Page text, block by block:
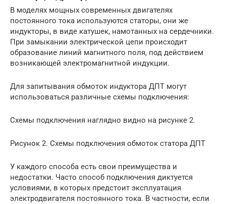
В моделях мощных современных двигателях
постоянного тока используются статоры, они же
индукторы, в виде катушек, намотанных на сердечники.
При замыкании электрической цепи происходит
образование линий магнитного поля, под действием
возникающей электромагнитной индукции.
Для запитывания обмоток индуктора ДПТ могут
использоваться различные схемы подключения:
Схемы подключения наглядно видно на рисунке 2.
Рисунок 2. Схемы подключения обмоток статора ДПТ
У каждого способа есть свои преимущества и
недостатки. Часто способ подключения диктуется
условиями, в которых предстоит эксплуатация
электродвигателя постоянного тока. В частности, если